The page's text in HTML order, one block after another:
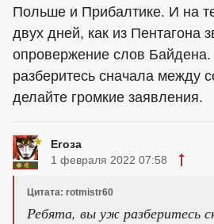
Польше и Прибалтике. И на
двух дней, как из Пентагона
опровержение слов
разберитесь сначала между
делайте громкие заявления.
Егоза
1 февраля 2022 07:58
Цитата: rotmistr60
Ребята, вы уж разберитесь